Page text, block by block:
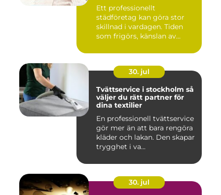
Ett professionellt
städföretag kan göra stor
skillnad i vardagen. Tiden
som frigörs, känslan av
30. jul
Tvättservice i stockholm så
väljer du rätt partner för
dina textilier
En professionell tvättservice
gör mer än att bara rengöra
kläder och lakan. Den skapar
trygghet i va...
30. jul